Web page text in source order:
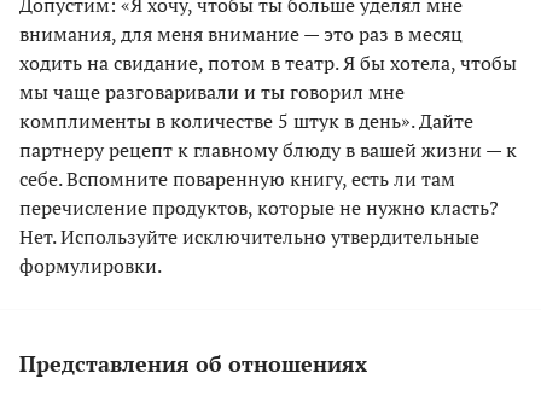
внимания, для меня внимание — это раз в месяц
ходить на свидание, потом в театр. Я бы хотела, чтобы
мы чаще разговаривали и ты говорил мне
комплименты в количестве 5 штук в день». Дайте
партнеру рецепт к главному блюду в вашей жизни — к
себе. Вспомните поваренную книгу, есть ли там
перечисление продуктов, которые не нужно класть?
Нет. Используйте исключительно утвердительные
формулировки.
Представления об отношениях